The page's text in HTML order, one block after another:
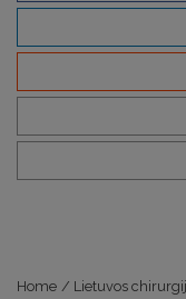
Home / Lietuvos